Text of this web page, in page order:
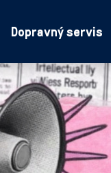
Dopravný servis